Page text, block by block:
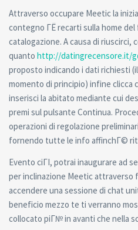
Attraverso occupare Meetic la
contegno ГЁ recarti sulla home del
catalogazione. A causa di riuscirci,
quanto http://datingrecensore.it/
proposto indicando i dati richiesti
momento di principio) infine clicca
inserisci la abitato mediante cui
premi sul pulsante Continua.
operazioni di regolazione
fornendo tutte le info affinchГ©
Evento ciГІ, potrai inaugurare ad
per inclinazione Meetic attraverso
accendere una sessione di chat
beneficio mezzo te ti verranno
collocato piГ№ in avanti che nella